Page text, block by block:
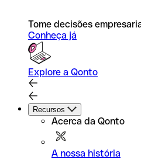
Tome decisões
Conheça já
Explore a Qonto
Recursos
Acerca da Qonto
A nossa história